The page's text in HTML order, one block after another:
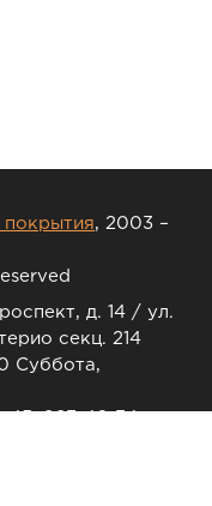
покрытия, 2003 –
д. 14 / ул.
секц. 214
Суббота,